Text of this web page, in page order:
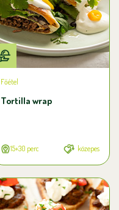
Főétel
Tortilla wrap
15+30 perc közepes